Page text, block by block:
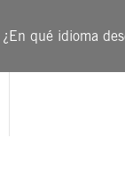
¿En qué idioma